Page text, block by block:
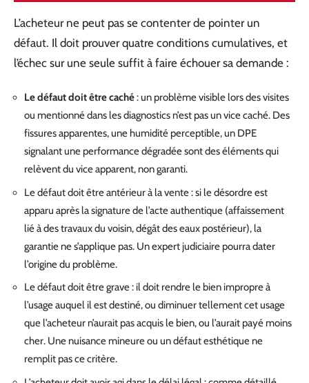
L’acheteur ne peut pas se contenter de pointer un
défaut. Il doit prouver quatre conditions cumulatives, et
l’échec sur une seule suffit à faire échouer sa demande :
Le défaut doit être caché: un problème visible lors des visites
ou mentionné dans les diagnostics n’est pas un vice caché. Des
fissures apparentes, une humidité perceptible, un DPE
signalant une performance dégradée sont des éléments qui
relèvent du vice apparent, non garanti.
Le défaut doit être antérieur à la vente : si le désordre est
apparu après la signature de l’acte authentique (affaissement
lié à des travaux du voisin, dégât des eaux postérieur), la
garantie ne s’applique pas. Un expert judiciaire pourra dater
l’origine du problème.
Le défaut doit être grave : il doit rendre le bien impropre à
l’usage auquel il est destiné, ou diminuer tellement cet usage
que l’acheteur n’aurait pas acquis le bien, ou l’aurait payé moins
cher. Une nuisance mineure ou un défaut esthétique ne
remplit pas ce critère.